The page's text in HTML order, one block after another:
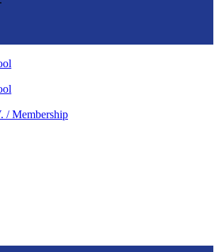
/ Membership